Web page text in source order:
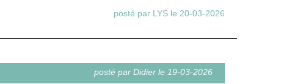
posté par LYS le 20-03-2026
posté par Didier le 19-03-2026